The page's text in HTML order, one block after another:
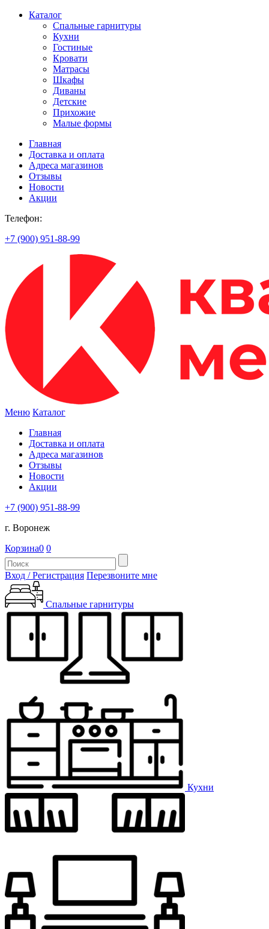
Каталог
Спальные гарнитуры
Кухни
Гостиные
Кровати
Матрасы
Шкафы
Диваны
Детские
Прихожие
Малые формы
Главная
Доставка и оплата
Адреса магазинов
Отзывы
Новости
Акции
Телефон:
+7 (900) 951-88-99
Меню Каталог
Главная
Доставка и оплата
Адреса магазинов
Отзывы
Новости
Акции
+7 (900) 951-88-99
г. Воронеж
Корзина0 0
Вход / Регистрация Перезвоните мне
Спальные гарнитуры
Кухни